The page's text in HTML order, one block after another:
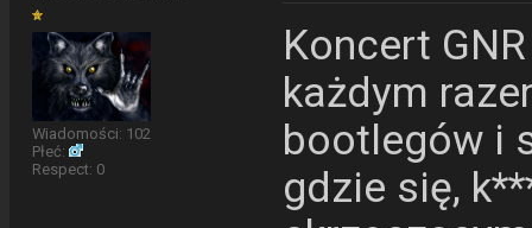
Wiadomości: 102
Płeć:
Respect: 0
Koncert
każdym
bootlegów i
gdzie się,